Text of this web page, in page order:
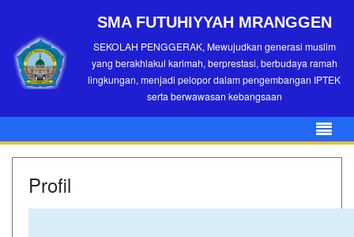
SMA FUTUHIYYAH MRANGGEN
SEKOLAH PENGGERAK, Mewujudkan generasi muslim
yang berakhlakul karimah, berprestasi, berbudaya ramah
lingkungan, menjadi pelopor dalam pengembangan IPTEK
serta berwawasan kebangsaan
Profil